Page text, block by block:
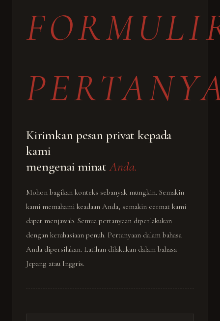
Kirimkan pesan privat kepada
kami
mengenai minatAnda.
Mohon bagikan konteks sebanyak mungkin. Semakin
kami memahami keadaan Anda, semakin cermat kami
dapat menjawab. Semua pertanyaan diperlakukan
dengan kerahasiaan penuh. Pertanyaan dalam bahasa
Anda dipersilakan. Latihan dilakukan dalam bahasa
Jepang atau Inggris.